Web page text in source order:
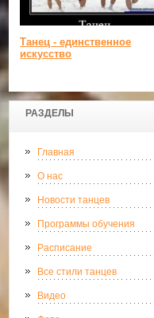
РАЗДЕЛЫ
Главная
О нас
Новости танцев
Программы обучения
Расписание
Все стили танцев
Видео
Танец - единственное
искусство